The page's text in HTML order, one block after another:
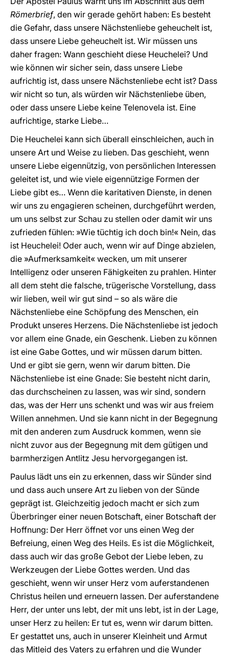
Römerbrief, den wir gerade gehört haben: Es besteht
die Gefahr, dass unsere Nächstenliebe geheuchelt ist,
dass unsere Liebe geheuchelt ist. Wir müssen uns
daher fragen: Wann geschieht diese Heuchelei? Und
wie können wir sicher sein, dass unsere Liebe
aufrichtig ist, dass unsere Nächstenliebe echt ist? Dass
wir nicht so tun, als würden wir Nächstenliebe üben,
oder dass unsere Liebe keine Telenovela ist. Eine
aufrichtige, starke Liebe…
Die Heuchelei kann sich überall einschleichen, auch in
unsere Art und Weise zu lieben. Das geschieht, wenn
unsere Liebe eigennützig, von persönlichen Interessen
geleitet ist, und wie viele eigennützige Formen der
Liebe gibt es… Wenn die karitativen Dienste, in denen
wir uns zu engagieren scheinen, durchgeführt werden,
um uns selbst zur Schau zu stellen oder damit wir uns
zufrieden fühlen: »Wie tüchtig ich doch bin!« Nein, das
ist Heuchelei! Oder auch, wenn wir auf Dinge abzielen,
die »Aufmerksamkeit« wecken, um mit unserer
Intelligenz oder unseren Fähigkeiten zu prahlen. Hinter
all dem steht die falsche, trügerische Vorstellung, dass
wir lieben, weil wir gut sind – so als wäre die
Nächstenliebe eine Schöpfung des Menschen, ein
Produkt unseres Herzens. Die Nächstenliebe ist jedoch
vor allem eine Gnade, ein Geschenk. Lieben zu können
ist eine Gabe Gottes, und wir müssen darum bitten.
Und er gibt sie gern, wenn wir darum bitten. Die
Nächstenliebe ist eine Gnade: Sie besteht nicht darin,
das durchscheinen zu lassen, was wir sind, sondern
das, was der Herr uns schenkt und was wir aus freiem
Willen annehmen. Und sie kann nicht in der Begegnung
mit den anderen zum Ausdruck kommen, wenn sie
nicht zuvor aus der Begegnung mit dem gütigen und
barmherzigen Antlitz Jesu hervorgegangen ist.
Paulus lädt uns ein zu erkennen, dass wir Sünder sind
und dass auch unsere Art zu lieben von der Sünde
geprägt ist. Gleichzeitig jedoch macht er sich zum
Überbringer einer neuen Botschaft, einer Botschaft der
Hoffnung: Der Herr öffnet vor uns einen Weg der
Befreiung, einen Weg des Heils. Es ist die Möglichkeit,
dass auch wir das große Gebot der Liebe leben, zu
Werkzeugen der Liebe Gottes werden. Und das
geschieht, wenn wir unser Herz vom auferstandenen
Christus heilen und erneuern lassen. Der auferstandene
Herr, der unter uns lebt, der mit uns lebt, ist in der Lage,
unser Herz zu heilen: Er tut es, wenn wir darum bitten.
Er gestattet uns, auch in unserer Kleinheit und Armut
das Mitleid des Vaters zu erfahren und die Wunder